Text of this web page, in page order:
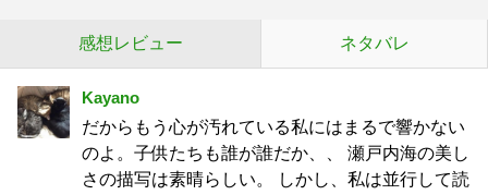
感想レビュー ネタバレ
Kayano
だからもう心が汚れている私にはまるで響かない
のよ。子供たちも誰が誰だか、、 瀬戸内海の美し
さの描写は素晴らしい。 しかし、私は並行して読